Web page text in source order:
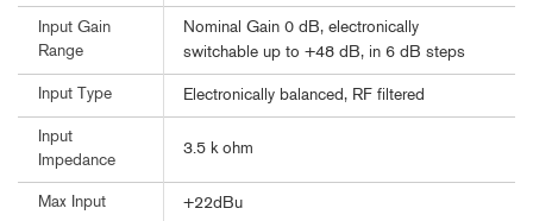
Input Gain
Range
Nominal Gain 0 dB, electronically
switchable up to +48 dB, in 6 dB steps
Input Type Electronically balanced, RF filtered
Input
Impedance
3.5 k ohm
Max Input +22dBu